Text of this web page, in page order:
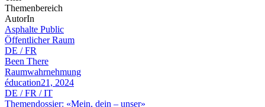
Themenbereich
AutorIn
Asphalte Public
Öffentlicher Raum
DE / FR
Been There
Raumwahrnehmung
éducation21, 2024
DE / FR / IT
Themendossier: «Mein, dein – unser»